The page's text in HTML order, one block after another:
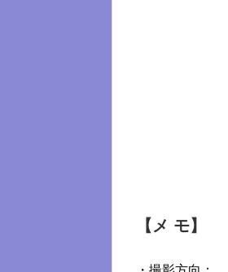
【メ モ】